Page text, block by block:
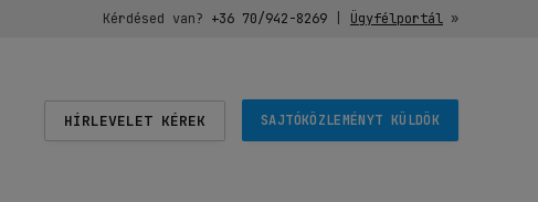
Kérdésed van? +36 70/942-8269| Ügyfélportál»
HÍRLEVELET KÉREK SAJTÓKÖZLEMÉNYT KÜLDÖK